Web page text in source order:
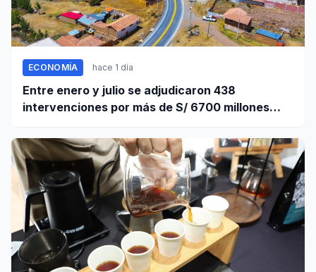
ECONOMÍA hace 1 día
Entre enero y julio se adjudicaron 438
intervenciones por más de S/ 6700 millones